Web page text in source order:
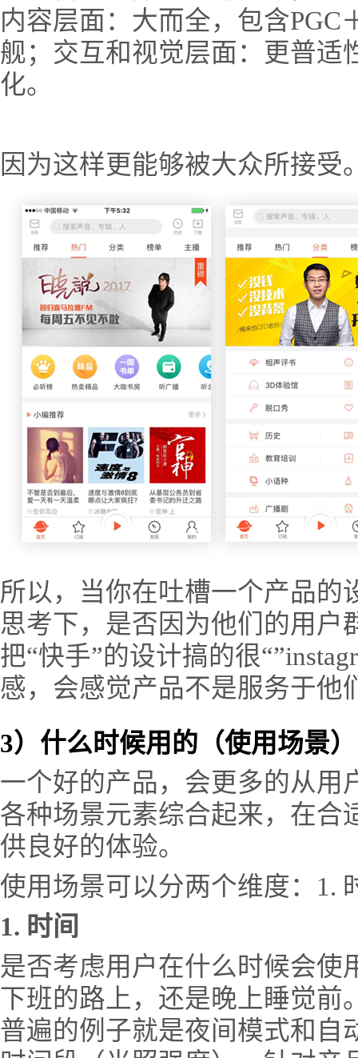
内容层面：大而全，包含PGC
舰；交互和视觉层面：更普适
化。
因为这样更能够被大众所接受
所以，当你在吐槽一个产品的
思考下，是否因为他们的用户
把“快手”的设计搞的很
感，会感觉产品不是服务于他
3）什么时候用的（使用场景）
一个好的产品，会更多的从用
各种场景元素综合起来，在合
供良好的体验。
使用场景可以分两个维度：1.
1. 时间
是否考虑用户在什么时候会使
下班的路上，还是晚上睡觉前
普遍的例子就是夜间模式和自